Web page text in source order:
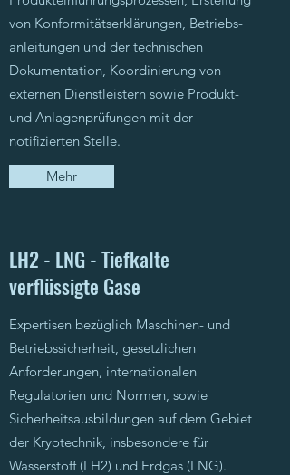
von Konformitätserklärungen, Betriebs-
anleitungen und der technischen
Dokumentation, Koordinierung von
externen Dienstleistern sowie Produkt-
und Anlagenprüfungen mit der
notifizierten Stelle.
Mehr
LH2 - LNG - Tiefkalte
verflüssigte Gase
Expertisen bezüglich Maschinen- und
Betriebssicherheit, gesetzlichen
Anforderungen, internationalen
Regulatorien und Normen, sowie
Sicherheitsausbildungen auf dem Gebiet
der Kryotechnik, insbesondere für
Wasserstoff (LH2) und Erdgas (LNG).